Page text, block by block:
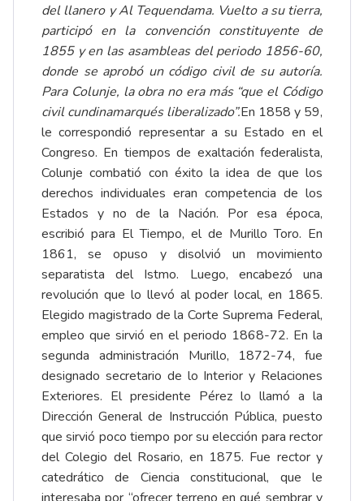
del llanero y Al Tequendama. Vuelto a su tierra,
participó en la convención constituyente de
1855 y en las asambleas del periodo 1856-60,
donde se aprobó un código civil de su autoría.
Para Colunje, la obra no era más “que el Código
civil cundinamarqués liberalizado”.En 1858 y 59,
le correspondió representar a su Estado en el
Congreso. En tiempos de exaltación federalista,
Colunje combatió con éxito la idea de que los
derechos individuales eran competencia de los
Estados y no de la Nación. Por esa época,
escribió para El Tiempo, el de Murillo Toro. En
1861, se opuso y disolvió un movimiento
separatista del Istmo. Luego, encabezó una
revolución que lo llevó al poder local, en 1865.
Elegido magistrado de la Corte Suprema Federal,
empleo que sirvió en el periodo 1868-72. En la
segunda administración Murillo, 1872-74, fue
designado secretario de lo Interior y Relaciones
Exteriores. El presidente Pérez lo llamó a la
Dirección General de Instrucción Pública, puesto
que sirvió poco tiempo por su elección para rector
del Colegio del Rosario, en 1875. Fue rector y
catedrático de Ciencia constitucional, que le